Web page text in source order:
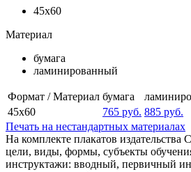
45х60
Материал
бумага
ламинированный
Формат / Материал бумага
45х60
765 руб. 885 руб.
Печать на нестандартных материалах
На комплекте плакатов издательства
цели, виды, формы, субъекты
инструктажи: вводный, первичный